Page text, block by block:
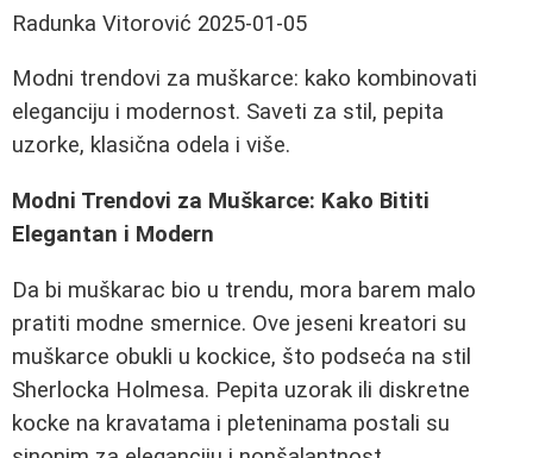
Radunka Vitorović 2025-01-05
Modni trendovi za muškarce: kako kombinovati
eleganciju i modernost. Saveti za stil, pepita
uzorke, klasična odela i više.
Modni Trendovi za Muškarce: Kako Bititi
Elegantan i Modern
Da bi muškarac bio u trendu, mora barem malo
pratiti modne smernice. Ove jeseni kreatori su
muškarce obukli u kockice, što podseća na stil
Sherlocka Holmesa. Pepita uzorak ili diskretne
kocke na kravatama i pleteninama postali su